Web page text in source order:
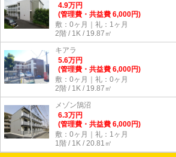
4.9万円
(管理費・共益費 6,000円)
敷：0ヶ月｜礼：1ヶ月
2階 / 1K / 19.87㎡
キアラ
5.6万円
(管理費・共益費 6,000円)
敷：0ヶ月｜礼：0ヶ月
2階 / 1K / 19.87㎡
メゾン鵠沼
6.3万円
(管理費・共益費 6,000円)
敷：0ヶ月｜礼：1ヶ月
1階 / 1K / 20.81㎡